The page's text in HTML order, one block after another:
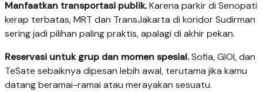
Manfaatkan transportasi publik.Karena parkir di Senopati
kerap terbatas, MRT dan TransJakarta di koridor Sudirman
sering jadi pilihan paling praktis, apalagi di akhir pekan.
Reservasi untuk grup dan momen spesial.Sofia, GIOI, dan
TeSate sebaiknya dipesan lebih awal, terutama jika kamu
datang beramai-ramai atau merayakan sesuatu.